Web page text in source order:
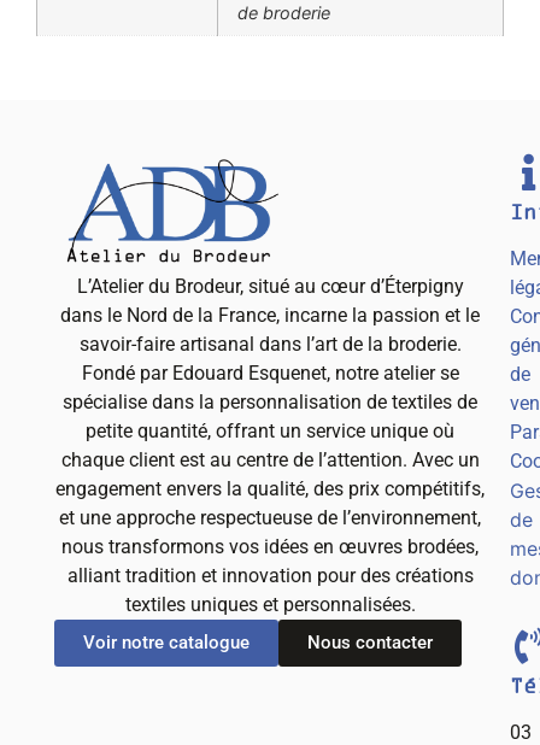
de broderie
L’Atelier du Brodeur, situé au cœur d’Éterpigny
dans le Nord de la France, incarne la passion et le
savoir-faire artisanal dans l’art de la broderie.
Fondé par Edouard Esquenet, notre atelier se
spécialise dans la personnalisation de textiles de
petite quantité, offrant un service unique où
chaque client est au centre de l’attention. Avec un
engagement envers la qualité, des prix compétitifs,
et une approche respectueuse de l’environnement,
nous transformons vos idées en œuvres brodées,
alliant tradition et innovation pour des créations
textiles uniques et personnalisées.
Voir notre catalogue Nous contacter
de
de
03